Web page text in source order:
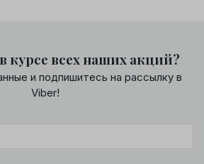
курсе всех наших акций?
и подпишитесь на рассылку в
Viber!